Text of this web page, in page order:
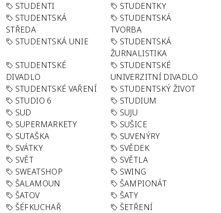
STUDENTI
STUDENTKY
STUDENTSKÁ
STŘEDA
STUDENTSKÁ
TVORBA
STUDENTSKÁ UNIE
STUDENTSKÁ
ŽURNALISTIKA
STUDENTSKÉ
DIVADLO
STUDENTSKÉ
UNIVERZITNÍ DIVADLO
STUDENTSKÉ VAŘENÍ
STUDENTSKÝ ŽIVOT
STUDIO 6
STUDIUM
SUD
SUJU
SUPERMARKETY
SUŠICE
SUTAŠKA
SUVENÝRY
SVÁTKY
SVĚDEK
SVĚT
SVĚTLA
SWEATSHOP
SWING
ŠALAMOUN
ŠAMPIONÁT
ŠATOV
ŠATY
ŠÉFKUCHAŘ
ŠETŘENÍ